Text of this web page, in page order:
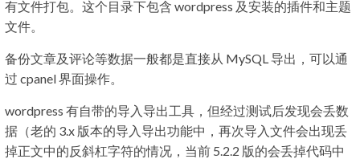
有文件打包。这个目录下包含 wordpress 及安装的插件和主题
文件。
备份文章及评论等数据一般都是直接从 MySQL 导出，可以通
过 cpanel 界面操作。
wordpress 有自带的导入导出工具，但经过测试后发现会丢数
据（老的 3.x 版本的导入导出功能中，再次导入文件会出现丢
掉正文中的反斜杠字符的情况，当前 5.2.2 版的会丢掉代码中